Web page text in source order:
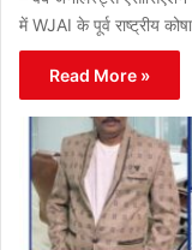
में WJAI के पूर्व राष्ट्रीय
Read More »